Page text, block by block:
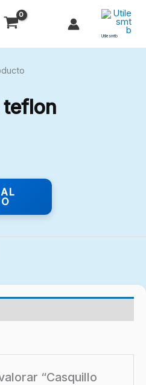
Utilesmtb
teflon
“Casquillo